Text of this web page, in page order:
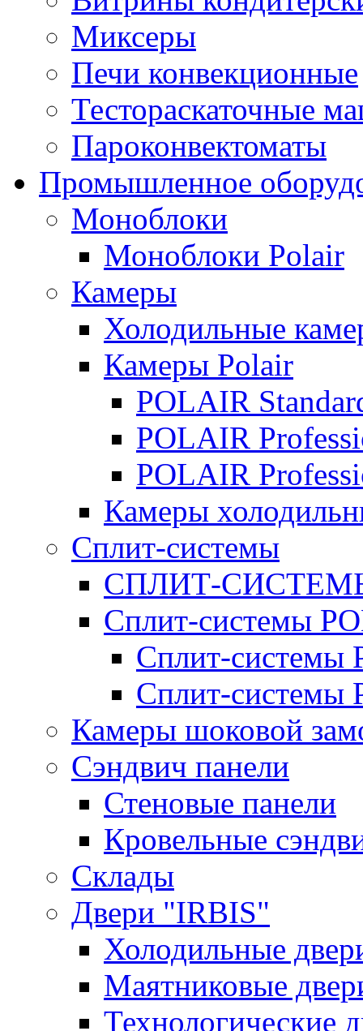
Миксеры
Печи конвекционные
Тестораскаточные
Пароконвектоматы
Промышленное
Моноблоки
Моноблоки Polair
Камеры
Холодильные
Камеры Polair
POLAIR
POLAIR
POLAIR
Камеры
Сплит-системы
СПЛИТ-
Сплит-системы
Сплит-системы
Сплит-системы
Камеры шоковой
Сэндвич панели
Стеновые панели
Кровельные
Склады
Двери "IRBIS"
Холодильные
Маятниковые
Технологические